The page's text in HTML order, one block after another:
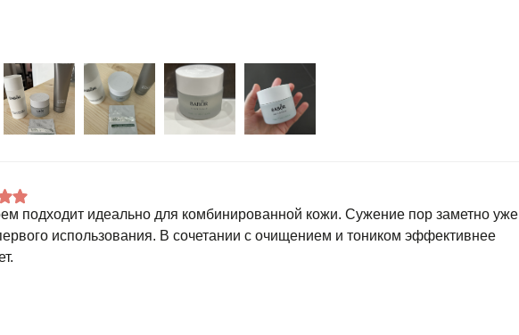
подходит идеально для комбинированной кожи. Сужение пор заметно уже
использования. В сочетании с очищением и тоником эффективнее